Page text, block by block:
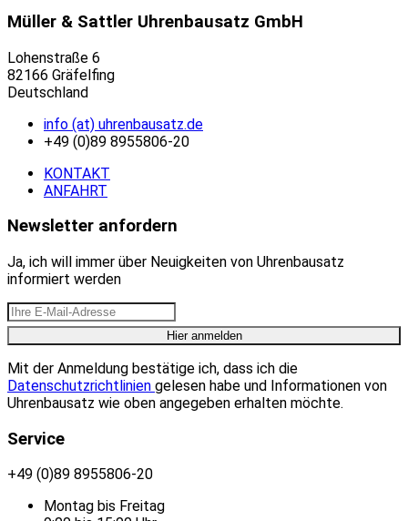
Müller & Sattler Uhrenbausatz GmbH
Lohenstraße 6
82166 Gräfelfing
Deutschland
info (at) uhrenbausatz.de
+49 (0)89 8955806-20
KONTAKT
ANFAHRT
Newsletter anfordern
Ja, ich will immer über Neuigkeiten von Uhrenbausatz
informiert werden
Mit der Anmeldung bestätige ich, dass ich die
Datenschutzrichtlinien gelesen habe und Informationen von
Uhrenbausatz wie oben angegeben erhalten möchte.
Service
+49 (0)89 8955806-20
Montag bis Freitag